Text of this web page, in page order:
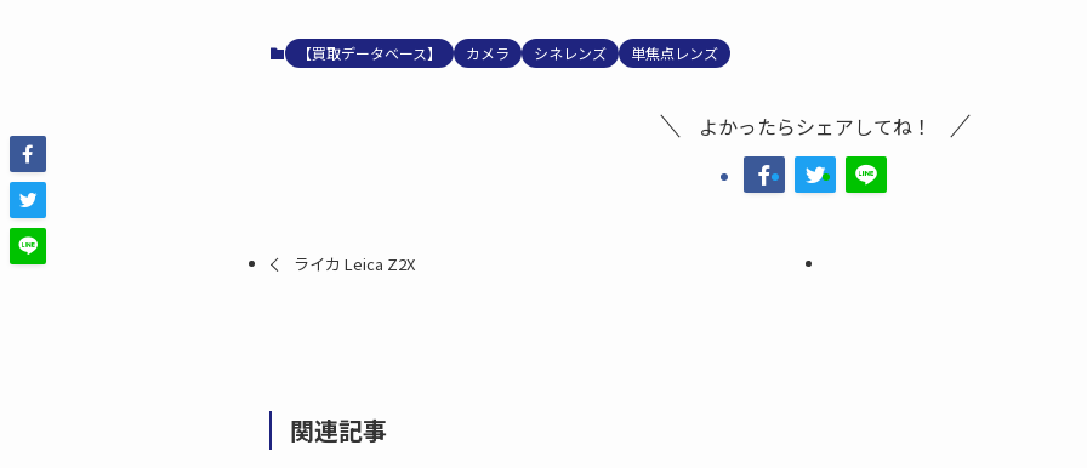
【買取データベース】 カメラ シネレンズ 単焦点レンズ
よかったらシェアしてね！
ライカ Leica Z2X
関連記事